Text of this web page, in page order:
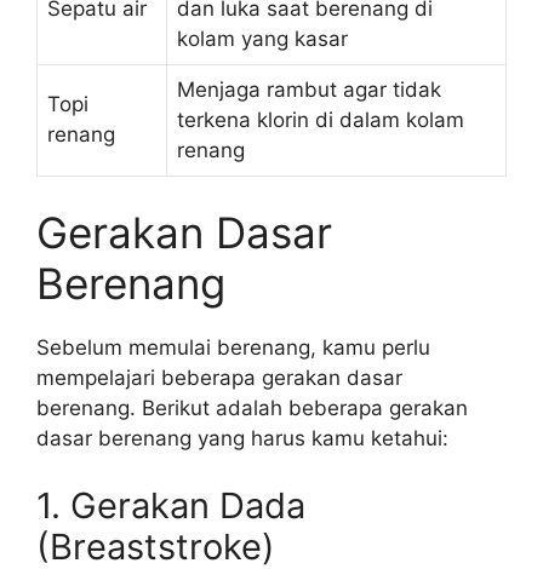
Sepatu air
dan luka saat berenang di
kolam yang kasar
Topi
renang
Menjaga rambut agar tidak
terkena klorin di dalam kolam
renang
Gerakan Dasar
Berenang
Sebelum memulai berenang, kamu perlu
mempelajari beberapa gerakan dasar
berenang. Berikut adalah beberapa gerakan
dasar berenang yang harus kamu ketahui:
1. Gerakan Dada
(Breaststroke)